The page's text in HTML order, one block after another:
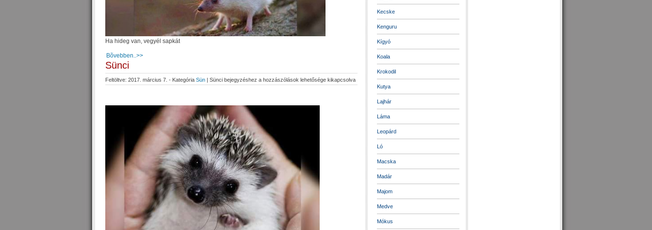
Ha hideg van, vegyél sapkát
Bõvebben..>>
Sünci
Feltöltve: 2017. március 7. - Kategória Sün | Sünci bejegyzéshez a hozzászólások lehetősége kikapcsolva
Kecske
Kenguru
Kígyó
Koala
Krokodil
Kutya
Lajhár
Láma
Leopárd
Ló
Macska
Madár
Majom
Medve
Mókus